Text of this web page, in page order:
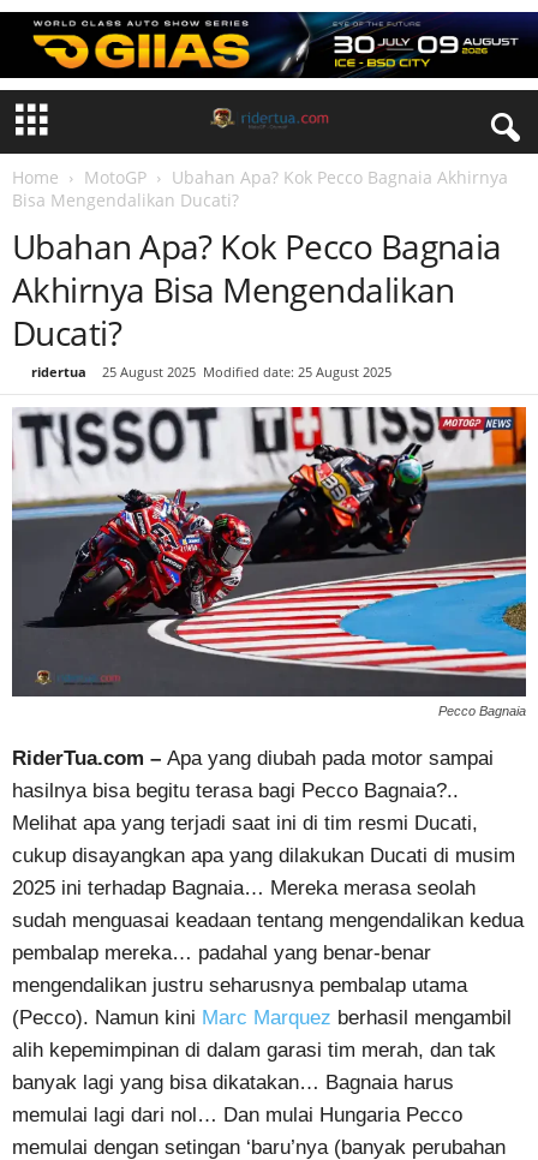
Home MotoGP
Ubahan Apa? Kok Pecco Bagnaia Akhirnya
Bisa Mengendalikan Ducati?
Ubahan Apa? Kok Pecco Bagnaia
Akhirnya Bisa Mengendalikan
Ducati?
ridertua 25 August 2025 Modified date: 25 August 2025
Pecco Bagnaia
RiderTua.com – Apa yang diubah pada motor sampai
hasilnya bisa begitu terasa bagi Pecco Bagnaia?..
Melihat apa yang terjadi saat ini di tim resmi Ducati,
cukup disayangkan apa yang dilakukan Ducati di musim
2025 ini terhadap Bagnaia… Mereka merasa seolah
sudah menguasai keadaan tentang mengendalikan kedua
pembalap mereka… padahal yang benar-benar
mengendalikan justru seharusnya pembalap utama
(Pecco). Namun kini Marc Marquez berhasil mengambil
alih kepemimpinan di dalam garasi tim merah, dan tak
banyak lagi yang bisa dikatakan… Bagnaia harus
memulai lagi dari nol… Dan mulai Hungaria Pecco
memulai dengan setingan ‘baru’nya (banyak perubahan